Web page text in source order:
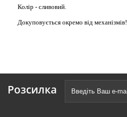
Колір - сливовий.
Докуповується окремо від механізмів!
Розсилка